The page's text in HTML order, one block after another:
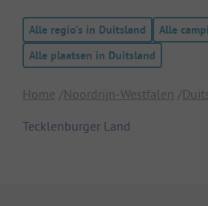
Alle regio's in Duitsland
Alle
Alle plaatsen in Duitsland
Home Noordrijn-Westfalen
Tecklenburger Land